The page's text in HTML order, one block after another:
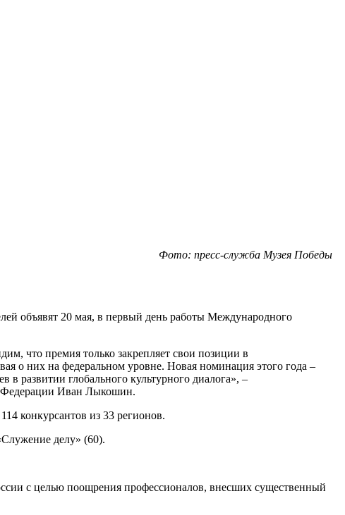
Фото: пресс-служба Музея Победы
объявят 20 мая, в первый день работы Международного
что премия только закрепляет свои позиции в
о них на федеральном уровне. Новая номинация этого года –
развитии глобального культурного диалога», –
Федерации Иван Лыкошин.
конкурсантов из 33 регионов.
делу» (60).
с целью поощрения профессионалов, внесших существенный